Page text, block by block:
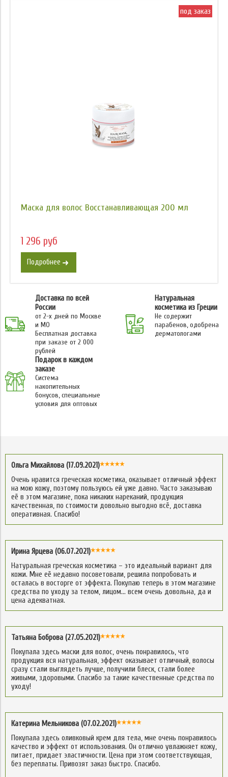
под заказ
Маска для волос Восстанавливающая 200 мл
1 296 руб
Подробнее
Доставка по всей
России
от 2-х дней по Москве
и МО
Бесплатная доставка
при заказе от 2 000
рублей
Натуральная
косметика из Греции
Не содержит
парабенов, одобрена
дерматологами
Подарок в каждом
заказе
Система
накопительных
бонусов, специальные
условия для оптовых
Ольга Михайлова (17.09.2021)
Очень нравится греческая косметика, оказывает отличный эффект
на мою кожу, поэтому пользуюсь ей уже давно. Часто заказываю
её в этом магазине, пока никаких нареканий, продукция
качественная, по стоимости довольно выгодно всё, доставка
оперативная. Спасибо!
Ирина Ярцева (06.07.2021)
Натуральная греческая косметика – это идеальный вариант для
кожи. Мне её недавно посоветовали, решила попробовать и
осталась в восторге от эффекта. Покупаю теперь в этом магазине
средства по уходу за телом, лицом… всем очень довольна, да и
цена адекватная.
Татьяна Боброва (27.05.2021)
Покупала здесь маски для волос, очень понравилось, что
продукция вся натуральная, эффект оказывает отличный, волосы
сразу стали выглядеть лучше, получили блеск, стали более
живыми, здоровыми. Спасибо за такие качественные средства по
уходу!
Катерина Мельникова (07.02.2021)
Покупала здесь оливковый крем для тела, мне очень понравилось
качество и эффект от использования. Он отлично увлажняет кожу,
питает, придает эластичности. Цена при этом соответствующая,
без переплаты. Привозят заказ быстро. Спасибо.